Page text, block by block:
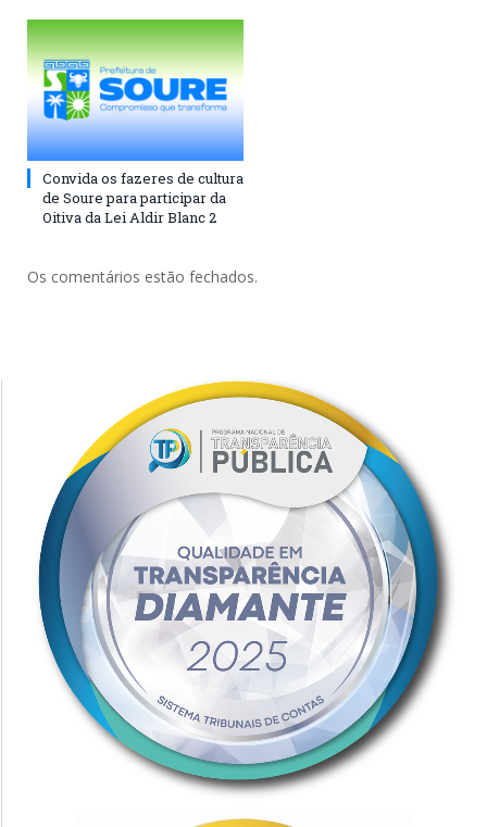
Convida os fazeres de cultura
de Soure para participar da
Oitiva da Lei Aldir Blanc 2
Os comentários estão fechados.